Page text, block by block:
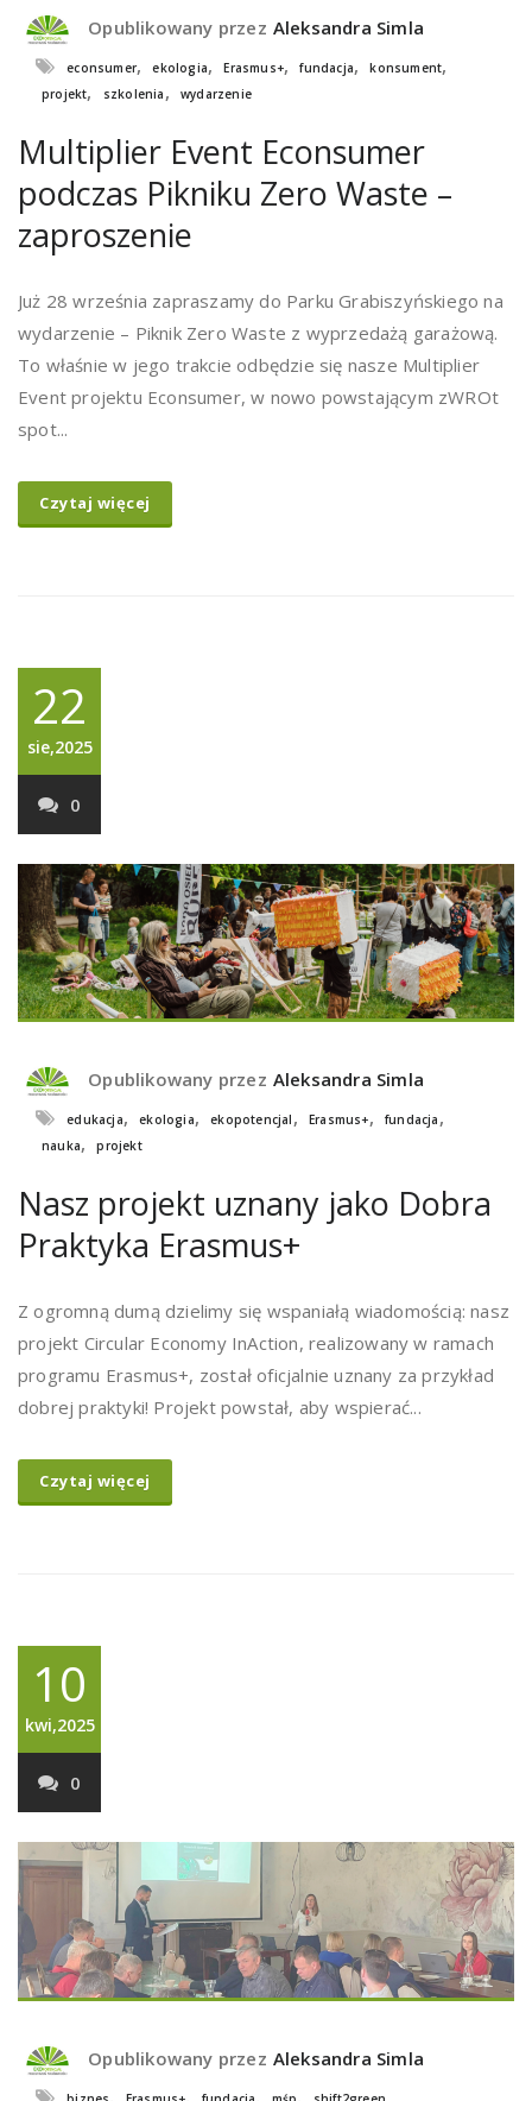
Opublikowany przez Aleksandra Simla
econsumer, ekologia, Erasmus+, fundacja, konsument,
projekt, szkolenia , wydarzenie
Multiplier Event Econsumer
podczas Pikniku Zero Waste –
zaproszenie
Już 28 września zapraszamy do Parku Grabiszyńskiego na
wydarzenie – Piknik Zero Waste z wyprzedażą garażową.
To właśnie w jego trakcie odbędzie się nasze Multiplier
Event projektu Econsumer, w nowo powstającym zWROt
spot...
Czytaj więcej
22
sie,2025
0
Opublikowany przez Aleksandra Simla
edukacja, ekologia, ekopotencjal , Erasmus+, fundacja ,
nauka, projekt
Nasz projekt uznany jako Dobra
Praktyka Erasmus+
Z ogromną dumą dzielimy się wspaniałą wiadomością: nasz
projekt Circular Economy InAction, realizowany w ramach
programu Erasmus+, został oficjalnie uznany za przykład
dobrej praktyki! Projekt powstał, aby wspierać...
Czytaj więcej
10
kwi,2025
0
Opublikowany przez Aleksandra Simla
, , , ,